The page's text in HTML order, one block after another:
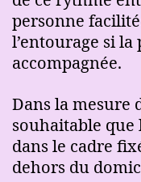
personne
l’entourage si la
accompagnée.
Dans la mesure
souhaitable que
dans le cadre
dehors du